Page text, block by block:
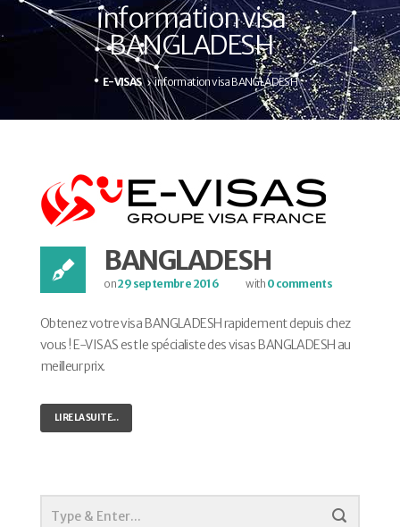
information visa
BANGLADESH
E-VISAS information visa BANGLADESH
BANGLADESH
on29 septembre 2016 with 0 comments
Obtenez votre visa BANGLADESH rapidement depuis chez
vous ! E-VISAS est le spécialiste des visas BANGLADESH au
meilleur prix.
LIRE LA SUITE...